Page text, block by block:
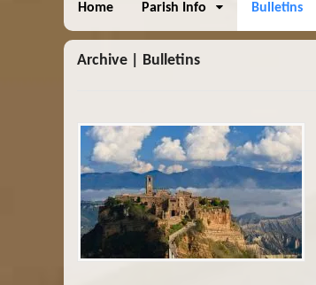
Home Parish Info Bulletins
Archive | Bulletins